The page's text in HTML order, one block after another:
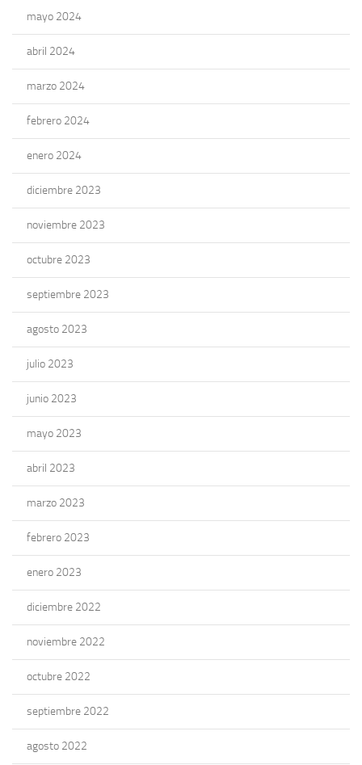
mayo 2024
abril 2024
marzo 2024
febrero 2024
enero 2024
diciembre 2023
noviembre 2023
octubre 2023
septiembre 2023
agosto 2023
julio 2023
junio 2023
mayo 2023
abril 2023
marzo 2023
febrero 2023
enero 2023
diciembre 2022
noviembre 2022
octubre 2022
septiembre 2022
agosto 2022